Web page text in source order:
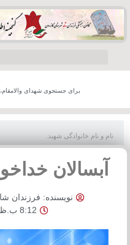
برای جستجوی شهدای والامقام،
آبسالان
نویسنده: فرزندان
8:12 ب.ظ